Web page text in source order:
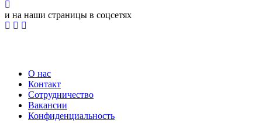
и на наши страницы в соцсетях
О нас
Контакт
Сотрудничество
Вакансии
Конфиденциальность